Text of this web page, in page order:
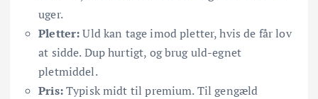
uger.
Pletter:Uld kan tage imod pletter, hvis de får lov
at sidde. Dup hurtigt, og brug uld-egnet
pletmiddel.
Pris:Typisk midt til premium. Til gengæld